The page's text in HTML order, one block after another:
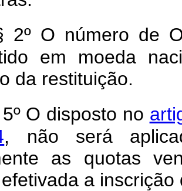
2º O número de
em moeda
da restituição.
O disposto no
, não será
as quotas
a